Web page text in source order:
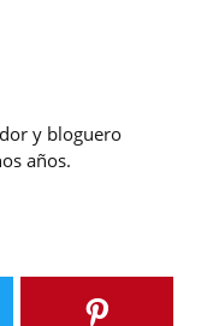
y bloguero
años.